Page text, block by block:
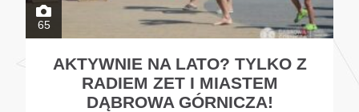
65
AKTYWNIE NA LATO? TYLKO Z
RADIEM ZET I MIASTEM
DĄBROWA GÓRNICZA!